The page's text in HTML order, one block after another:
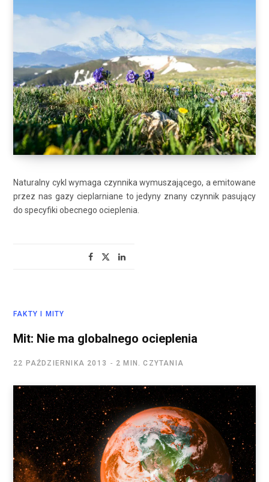
Naturalny cykl wymaga czynnika wymuszającego, a emitowane
przez nas gazy cieplarniane to jedyny znany czynnik pasujący
do specyfiki obecnego ocieplenia.
FAKTY I MITY
Mit: Nie ma globalnego ocieplenia
22 PAŹDZIERNIKA 2013 2 MIN. CZYTANIA